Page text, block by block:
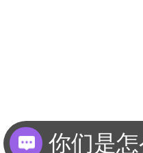
你们是